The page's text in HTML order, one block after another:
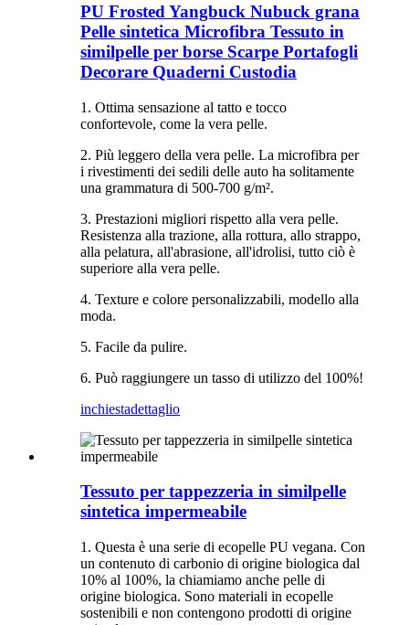
PU Frosted Yangbuck Nubuck grana
Pelle sintetica Microfibra Tessuto in
similpelle per borse Scarpe Portafogli
Decorare Quaderni Custodia
1. Ottima sensazione al tatto e tocco
confortevole, come la vera pelle.
2. Più leggero della vera pelle. La microfibra per
i rivestimenti dei sedili delle auto ha solitamente
una grammatura di 500-700 g/m².
3. Prestazioni migliori rispetto alla vera pelle.
Resistenza alla trazione, alla rottura, allo strappo,
alla pelatura, all'abrasione, all'idrolisi, tutto ciò è
superiore alla vera pelle.
4. Texture e colore personalizzabili, modello alla
moda.
5. Facile da pulire.
6. Può raggiungere un tasso di utilizzo del 100%!
inchiestadettaglio
Tessuto per tappezzeria in similpelle
sintetica impermeabile
1. Questa è una serie di ecopelle PU vegana. Con
un contenuto di carbonio di origine biologica dal
10% al 100%, la chiamiamo anche pelle di
origine biologica. Sono materiali in ecopelle
sostenibili e non contengono prodotti di origine